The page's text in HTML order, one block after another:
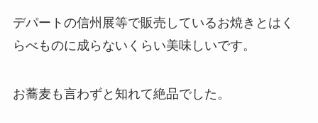
デパートの信州展等で販売しているお焼きとはく
らべものに成らないくらい美味しいです。
お蕎麦も言わずと知れて絶品でした。